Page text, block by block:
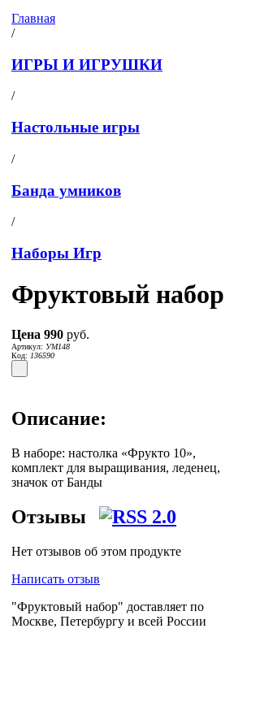
Главная
/
ИГРЫ И ИГРУШКИ
/
Настольные игры
/
Банда умников
/
Наборы Игр
Фруктовый набор
Цена 990 руб.
Артикул: УМ148
Код: 136590
Описание:
В наборе: настолка «Фрукто 10»,
комплект для выращивания, леденец,
значок от Банды
Отзывы
Нет отзывов об этом продукте
Написать отзыв
"Фруктовый набор" доставляет по
Москве, Петербургу и всей России